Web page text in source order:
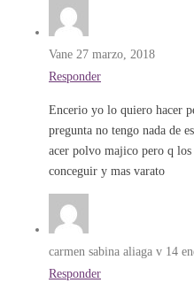
Vane 27 marzo, 2018
Responder
Encerio yo lo quiero hacer
pregunta no tengo nada de
acer polvo majico pero q los
conceguir y mas varato
carmen sabina aliaga v 14
Responder